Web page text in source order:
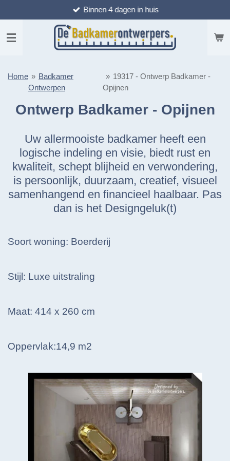
direct
naar
de
Binnen 4 dagen in huis
Home » Badkamer
Ontwerpen
» 19317 - Ontwerp Badkamer -
Opijnen
Ontwerp Badkamer - Opijnen
Uw allermooiste badkamer heeft een
logische indeling en visie, biedt rust en
kwaliteit, schept blijheid en verwondering,
is persoonlijk, duurzaam, creatief, visueel
samenhangend en financieel haalbaar. Pas
dan is het Designgeluk(t)
Soort woning: Boerderij
Stijl: Luxe uitstraling
Maat: 414 x 260 cm
Oppervlak:14,9 m2